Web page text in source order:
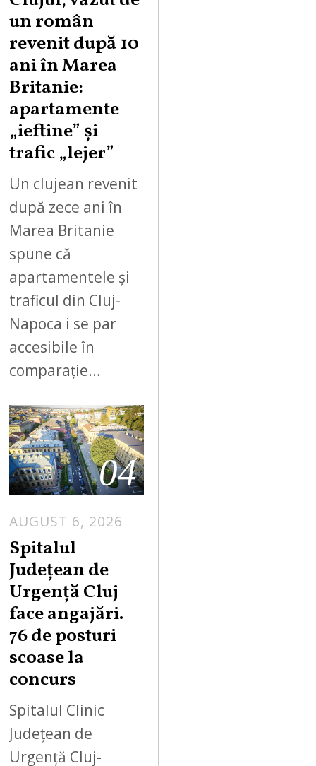
un român
revenit după 10
ani în Marea
Britanie:
apartamente
„ieftine” și
trafic „lejer”
Un clujean revenit
după zece ani în
Marea Britanie
spune că
apartamentele și
traficul din Cluj-
Napoca i se par
accesibile în
comparație…
04
AUGUST 6, 2026
Spitalul
Județean de
Urgență Cluj
face angajări.
76 de posturi
scoase la
concurs
Spitalul Clinic
Județean de
Urgență Cluj-